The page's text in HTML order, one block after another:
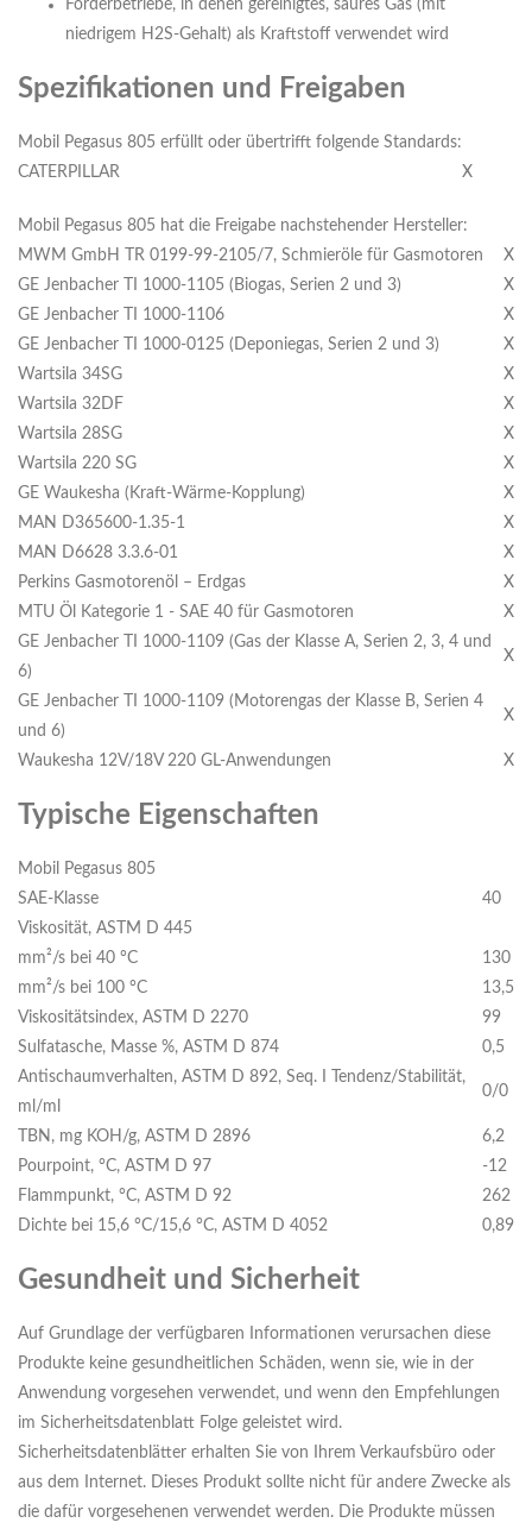
Förderbetriebe, in denen gereinigtes, saures Gas (mit
niedrigem H2S-Gehalt) als Kraftstoff verwendet wird
Spezifikationen und Freigaben
Mobil Pegasus 805 erfüllt oder übertrifft folgende Standards:
CATERPILLAR
X
Mobil Pegasus 805 hat die Freigabe nachstehender Hersteller:
MWM GmbH TR 0199-99-2105/7, Schmieröle für Gasmotoren
X
GE Jenbacher TI 1000-1105 (Biogas, Serien 2 und 3)
X
GE Jenbacher TI 1000-1106
X
GE Jenbacher TI 1000-0125 (Deponiegas, Serien 2 und 3)
X
Wartsila 34SG
X
Wartsila 32DF
X
Wartsila 28SG
X
Wartsila 220 SG
X
GE Waukesha (Kraft-Wärme-Kopplung)
X
MAN D365600-1.35-1
X
MAN D6628 3.3.6-01
X
Perkins Gasmotorenöl – Erdgas
X
MTU Öl Kategorie 1 - SAE 40 für Gasmotoren
X
GE Jenbacher TI 1000-1109 (Gas der Klasse A, Serien 2, 3, 4 und
6)
X
GE Jenbacher TI 1000-1109 (Motorengas der Klasse B, Serien 4
und 6)
X
Waukesha 12V/18V 220 GL-Anwendungen X
Typische Eigenschaften
Mobil Pegasus 805
SAE-Klasse
40
Viskosität, ASTM D 445
mm²/s bei 40 °C
130
mm²/s bei 100 °C
13,5
Viskositätsindex, ASTM D 2270
99
Sulfatasche, Masse %, ASTM D 874
0,5
Antischaumverhalten, ASTM D 892, Seq. I Tendenz/Stabilität,
ml/ml
0/0
TBN, mg KOH/g, ASTM D 2896
6,2
Pourpoint, °C, ASTM D 97
-12
Flammpunkt, °C, ASTM D 92
262
Dichte bei 15,6 °C/15,6 °C, ASTM D 4052
0,89
Gesundheit und Sicherheit
Auf Grundlage der verfügbaren Informationen verursachen diese
Produkte keine gesundheitlichen Schäden, wenn sie, wie in der
Anwendung vorgesehen verwendet, und wenn den Empfehlungen
im Sicherheitsdatenblatt Folge geleistet wird.
Sicherheitsdatenblätter erhalten Sie von Ihrem Verkaufsbüro oder
aus dem Internet. Dieses Produkt sollte nicht für andere Zwecke als
die dafür vorgesehenen verwendet werden. Die Produkte müssen